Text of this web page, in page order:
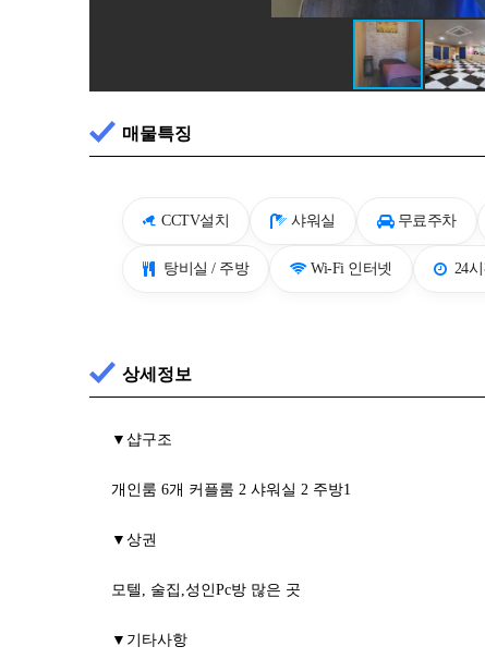
매물특징
CCTV설치 샤워실 무료주차
탕비실 / 주방 Wi-Fi 인터넷 24
상세정보
▼샵구조
개인룸 6개 커플룸 2 샤워실 2 주방1
▼상권
모텔, 술집,성인Pc방 많은 곳
▼기타사항